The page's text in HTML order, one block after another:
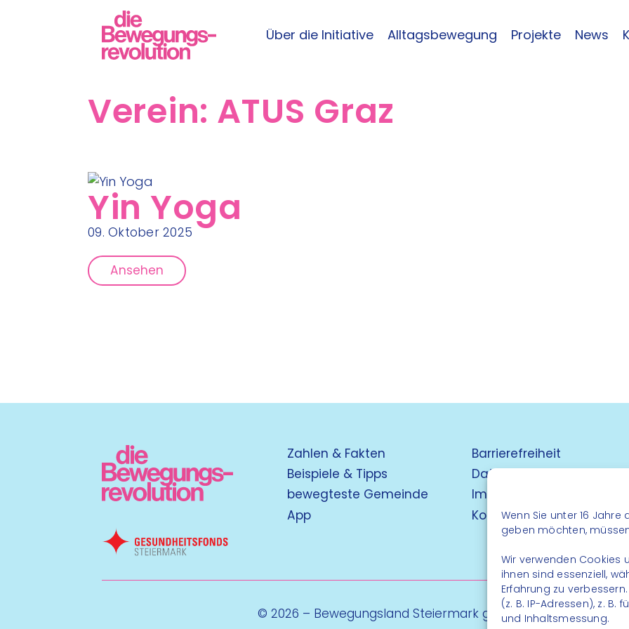
Wenn Sie unter 16
geben möchten,
Wir verwenden Cookies
ihnen sind essenziell,
Erfahrung zu
(z. B. IP-Adressen), z.
und Inhaltsmessung.
Über die Initiative Alltagsbewegung Projekte News
Verein: ATUS Graz
Yin Yoga
09. Oktober 2025
Ansehen
Zahlen & Fakten
Beispiele & Tipps
bewegteste Gemeinde
App
Barrierefreiheit
Datenschutz
Impressum
Kontakt
© 2026 – Bewegungsland Steiermark gGmbH - Alle Rechte